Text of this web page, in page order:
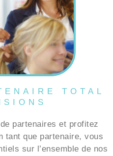
TOTAL
partenaires et profitez
tant que partenaire, vous